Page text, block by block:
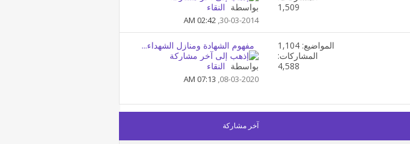
1,509
بواسطة النقاء
30-03-2014,
02:42 AM
مشاهدة
المواضيع: 1,104
المشاركات:
4,588
مفهوم الشهادة ومنازل الشهداء...
بواسطة النقاء
08-03-2020,
07:13 AM
آخر مشاركة